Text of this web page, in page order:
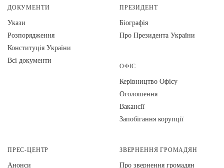
ДОКУМЕНТИ
Укази
Розпорядження
Конституція України
Всі документи
ПРЕЗИДЕНТ
Біографія
Про Президента України
ОФІС
Керівництво Офісу
Оголошення
Вакансії
Запобігання корупції
ПРЕС-ЦЕНТР
Анонси
ЗВЕРНЕННЯ ГРОМАДЯН
Про звернення громадян